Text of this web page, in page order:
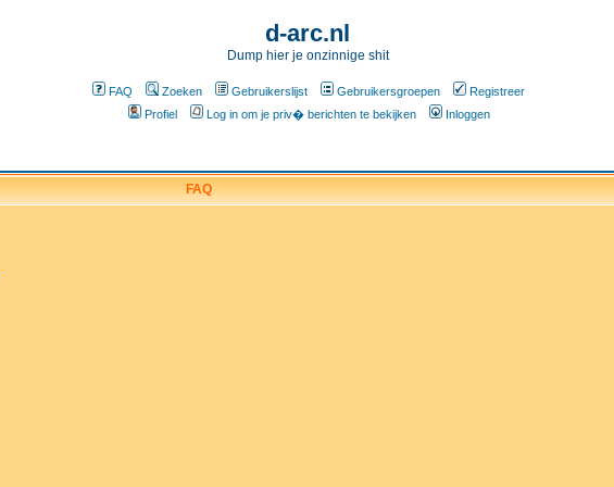
d-arc.nl
Dump hier je onzinnige shit
FAQ Zoeken Gebruikerslijst Gebruikersgroepen
Registreer
Profiel
Log in om je priv� berichten te bekijken Inloggen
FAQ